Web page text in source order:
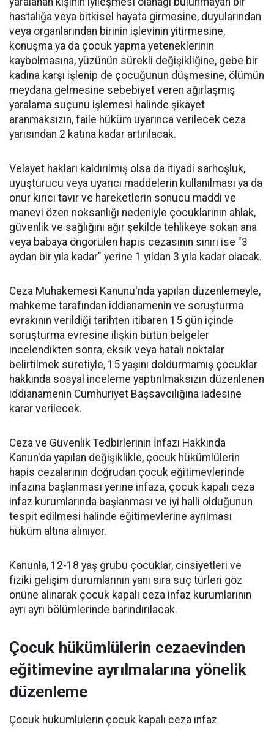
hastalığa veya bitkisel hayata girmesine, duyularından
veya organlarından birinin işlevinin yitirmesine,
konuşma ya da çocuk yapma yeteneklerinin
kaybolmasına, yüzünün sürekli değişikliğine, gebe bir
kadına karşı işlenip de çocuğunun düşmesine, ölümün
meydana gelmesine sebebiyet veren ağırlaşmış
yaralama suçunu işlemesi halinde şikayet
aranmaksızın, faile hüküm uyarınca verilecek ceza
yarısından 2 katına kadar artırılacak.
Velayet hakları kaldırılmış olsa da itiyadi sarhoşluk,
uyuşturucu veya uyarıcı maddelerin kullanılması ya da
onur kırıcı tavır ve hareketlerin sonucu maddi ve
manevi özen noksanlığı nedeniyle çocuklarının ahlak,
güvenlik ve sağlığını ağır şekilde tehlikeye sokan ana
veya babaya öngörülen hapis cezasının sınırı ise "3
aydan bir yıla kadar" yerine 1 yıldan 3 yıla kadar olacak.
Ceza Muhakemesi Kanunu'nda yapılan düzenlemeyle,
mahkeme tarafından iddianamenin ve soruşturma
evrakının verildiği tarihten itibaren 15 gün içinde
soruşturma evresine ilişkin bütün belgeler
incelendikten sonra, eksik veya hatalı noktalar
belirtilmek suretiyle, 15 yaşını doldurmamış çocuklar
hakkında sosyal inceleme yaptırılmaksızın düzenlenen
iddianamenin Cumhuriyet Başsavcılığına iadesine
karar verilecek.
Ceza ve Güvenlik Tedbirlerinin İnfazı Hakkında
Kanun'da yapılan değişiklikle, çocuk hükümlülerin
hapis cezalarının doğrudan çocuk eğitimevlerinde
infazına başlanması yerine infaza, çocuk kapalı ceza
infaz kurumlarında başlanması ve iyi halli olduğunun
tespit edilmesi halinde eğitimevlerine ayrılması
hüküm altına alınıyor.
Kanunla, 12-18 yaş grubu çocuklar, cinsiyetleri ve
fiziki gelişim durumlarının yanı sıra suç türleri göz
önüne alınarak çocuk kapalı ceza infaz kurumlarının
ayrı ayrı bölümlerinde barındırılacak.
Çocuk hükümlülerin cezaevinden
eğitimevine ayrılmalarına yönelik
düzenleme
Çocuk hükümlülerin çocuk kapalı ceza infaz